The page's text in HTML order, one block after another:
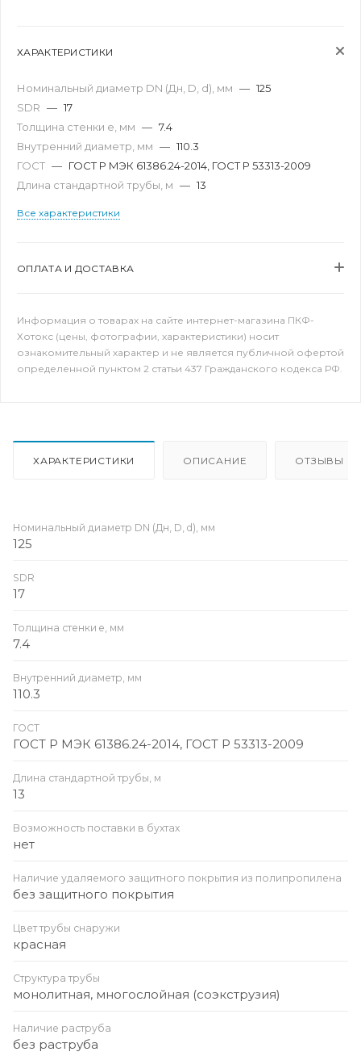
ХАРАКТЕРИСТИКИ
Номинальный диаметр DN (Дн, D, d), мм — 125
SDR — 17
Толщина стенки e, мм — 7.4
Внутренний диаметр, мм — 110.3
ГОСТ — ГОСТ Р МЭК 61386.24-2014, ГОСТ Р 53313-2009
Длина стандартной трубы, м — 13
Все характеристики
ОПЛАТА И ДОСТАВКА
Информация о товарах на сайте интернет-магазина ПКФ-
Хотокс (цены, фотографии, характеристики) носит
ознакомительный характер и не является публичной офертой
определенной пунктом 2 статьи 437 Гражданского кодекса РФ.
ХАРАКТЕРИСТИКИ ОПИСАНИЕ ОТЗЫВЫ
Номинальный диаметр DN (Дн, D, d), мм
125
SDR
17
Толщина стенки e, мм
7.4
Внутренний диаметр, мм
110.3
ГОСТ
ГОСТ Р МЭК 61386.24-2014, ГОСТ Р 53313-2009
Длина стандартной трубы, м
13
Возможность поставки в бухтах
нет
Наличие удаляемого защитного покрытия из полипропилена
без защитного покрытия
Цвет трубы снаружи
красная
Структура трубы
монолитная, многослойная (соэкструзия)
Наличие раструба
без раструба